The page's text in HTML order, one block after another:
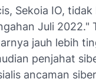
Sekoia IO,
Juli 2022."
jauh lebih
penjahat
ancaman